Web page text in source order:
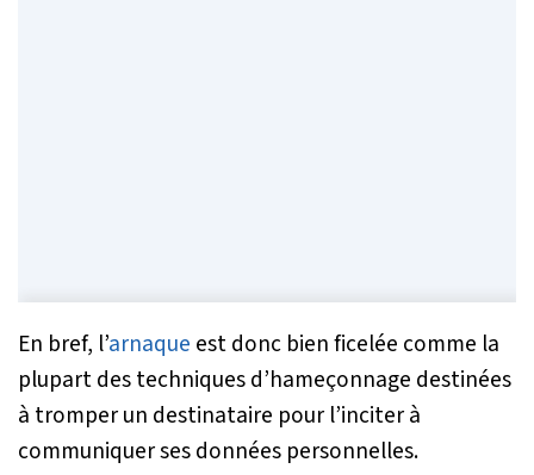
En bref, l’arnaque est donc bien ficelée comme la
plupart des techniques d’hameçonnage destinées
à tromper un destinataire pour l’inciter à
communiquer ses données personnelles.